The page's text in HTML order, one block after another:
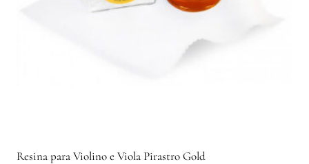
Resina para Violino e Viola Pirastro Gold